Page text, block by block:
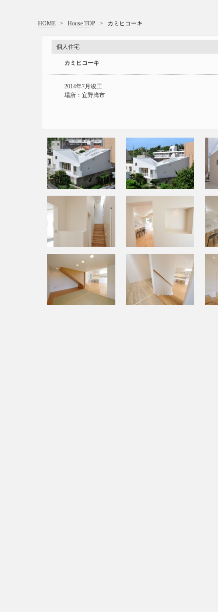
HOME > House TOP > カミヒコーキ
個人住宅
カミヒコーキ
2014年7月竣工
場所：宜野湾市